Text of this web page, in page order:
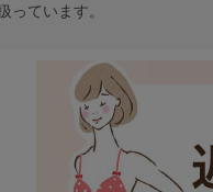
っています。